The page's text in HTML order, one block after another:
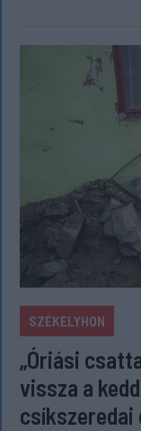
SZÉKELYHON
„Óriási
vissza a
csíkszeredai